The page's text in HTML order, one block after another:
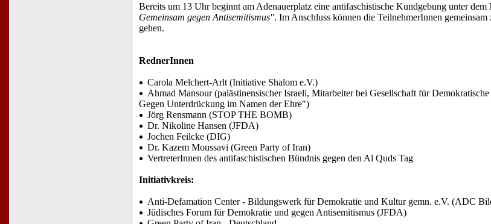
Bereits um 13 Uhr beginnt am Adenauerplatz eine antifaschistische Kundgebung unter dem
Gemeinsam gegen Antisemitismus". Im Anschluss können die TeilnehmerInnen
gehen.
RednerInnen
Carola Melchert-Arlt (Initiative Shalom e.V.)
Ahmad Mansour (palästinensischer Israeli, Mitarbeiter bei Gesellschaft für
Gegen Unterdrückung im Namen der Ehre")
Jörg Rensmann (STOP THE BOMB)
Dr. Nikoline Hansen (JFDA)
Jochen Feilcke (DIG)
Dr. Kazem Moussavi (Green Party of Iran)
VertreterInnen des antifaschistischen Bündnis gegen den Al Quds Tag
Initiativkreis:
Anti-Defamation Center - Bildungswerk für Demokratie und Kultur gemn. e.V. (ADC
Jüdisches Forum für Demokratie und gegen Antisemitismus (JFDA)